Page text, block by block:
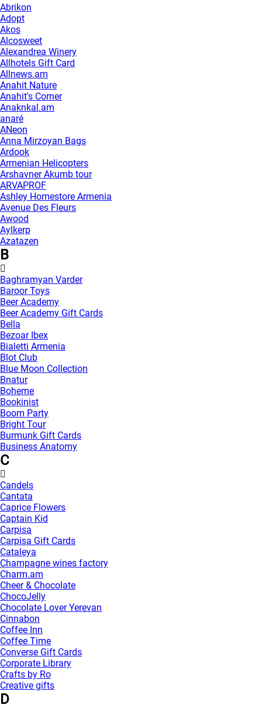
Abrikon
Adopt
Akos
Alcosweet
Alexandrea Winery
Allhotels Gift Card
Allnews.am
Anahit Nature
Anahit's Corner
Anaknkal.am
anaré
ANeon
Anna Mirzoyan Bags
Ardook
Armenian Helicopters
Arshavner Akumb tour
ARVAPROF
Ashley Homestore Armenia
Avenue Des Fleurs
Awood
Aylkerp
Azatazen
B
Baghramyan Varder
Baroor Toys
Beer Academy
Beer Academy Gift Cards
Bella
Bezoar Ibex
Bialetti Armenia
Blot Club
Blue Moon Collection
Bnatur
Boheme
Bookinist
Boom Party
Bright Tour
Burmunk Gift Cards
Business Anatomy
C
Candels
Cantata
Caprice Flowers
Captain Kid
Carpisa
Carpisa Gift Cards
Cataleya
Champagne wines factory
Charm.am
Cheer & Chocolate
ChocoJelly
Chocolate Lover Yerevan
Cinnabon
Coffee Inn
Coffee Time
Converse Gift Cards
Corporate Library
Crafts by Ro
Creative gifts
D